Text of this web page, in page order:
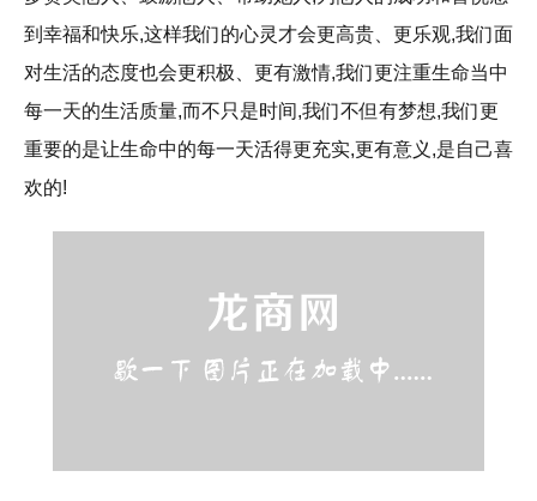
到幸福和快乐,这样我们的心灵才会更高贵、更乐观,我们面
对生活的态度也会更积极、更有激情,我们更注重生命当中
每一天的生活质量,而不只是时间,我们不但有梦想,我们更
重要的是让生命中的每一天活得更充实,更有意义,是自己喜
欢的!